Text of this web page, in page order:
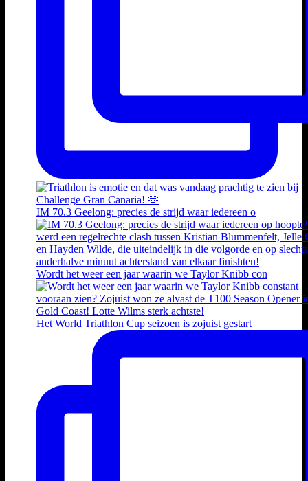
IM 70.3 Geelong: precies de strijd waar iedereen o
Wordt het weer een jaar waarin we Taylor Knibb con
Het World Triathlon Cup seizoen is zojuist gestart